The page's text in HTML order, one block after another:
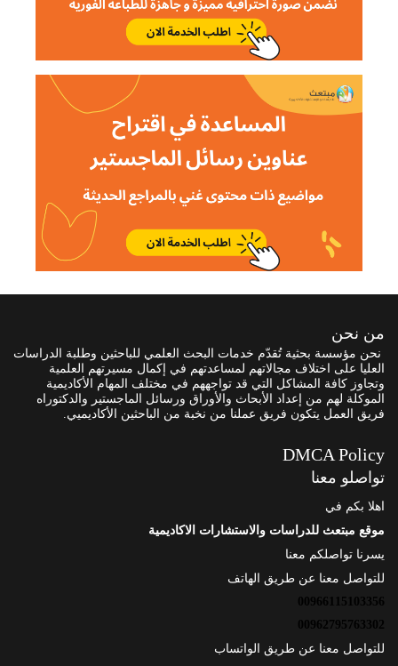
من نحن
نحن مؤسسة بحثية تُقدّم خدمات البحث العلمي للباحثين وطلبة الدراسات
العليا على اختلاف مجالاتهم لمساعدتهم في إكمال مسيرتهم العلمية
وتجاوز كافة المشاكل التي قد تواجههم في مختلف المهام الأكاديمية
الموكلة لهم من إعداد الأبحاث والأوراق ورسائل الماجستير والدكتوراه
فريق العمل يتكون فريق عملنا من نخبة من الباحثين الأكاديميي.
DMCA Policy
تواصلو معنا
اهلا بكم في
موقع مبتعث للدراسات والاستشارات الاكاديمية
يسرنا تواصلكم معنا
للتواصل معنا عن طريق الهاتف
00966115103356
00962795763302
للتواصل معنا عن طريق الواتساب